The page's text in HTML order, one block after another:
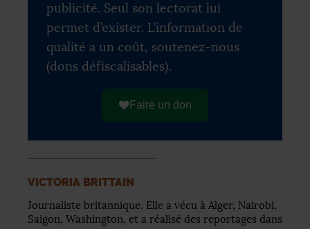
publicité. Seul son lectorat lui
permet d’exister. L’information de
qualité a un coût, soutenez-nous
(dons défiscalisables).
Faire un don
VICTORIA BRITTAIN
Journaliste britannique. Elle a vécu à Alger, Nairobi,
Saigon, Washington, et a réalisé des reportages dans